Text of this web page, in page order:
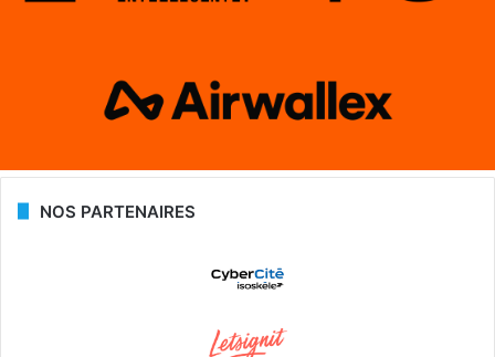
NOS PARTENAIRES